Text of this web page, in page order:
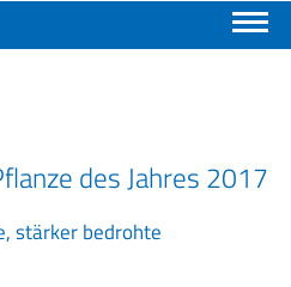
des Jahres 2017
stärker bedrohte